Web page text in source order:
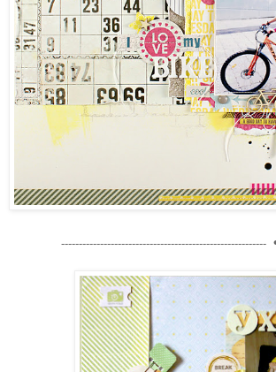
----------------------------------------------------------